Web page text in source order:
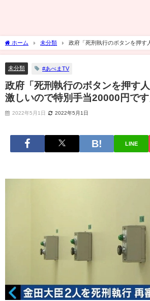
ホーム 未分類
政府「死刑執行のボタンを押す
特別手当20000円です」 ← これ
未分類 #あべまTV
政府「死刑執行のボタンを押す
激しいので特別手当20000円で
2022年5月1日 2022年5月1日
LINE